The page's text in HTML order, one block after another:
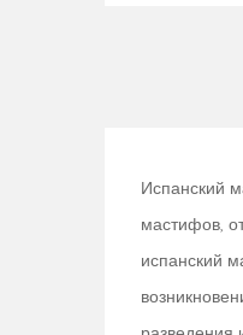
Испанский
мастифов,
испанский